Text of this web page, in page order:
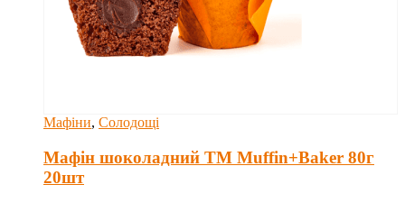
Мафіни, Солодощі
Мафін шоколадний ТМ Muffin+Baker 80г
20шт